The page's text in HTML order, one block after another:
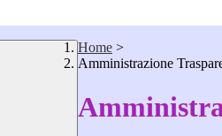
Home >
Amministrazione